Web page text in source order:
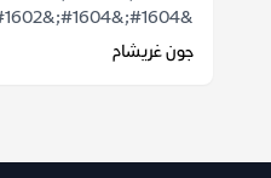
&#1604;&#1604;&#1602;&#1575;&#1606;&...
جون غريشام